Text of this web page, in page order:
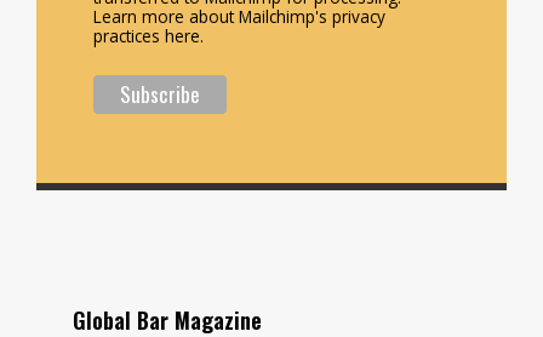
Learn more about Mailchimp's privacy
practices here.
Global Bar Magazine